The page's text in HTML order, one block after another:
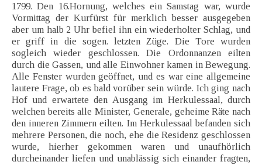
1799. Den 16.Hornung, welches ein Samstag war, wurde
Vormittag der Kurfürst für merklich besser ausgegeben
aber um halb 2 Uhr befiel ihn ein wiederholter Schlag, und
er griff in die sogen. letzten Züge. Die Tore wurden
sogleich wieder geschlossen. Die Ordonnanzen eilten
durch die Gassen, und alle Einwohner kamen in Bewegung.
Alle Fenster wurden geöffnet, und es war eine allgemeine
lautere Frage, ob es bald vorüber sein würde. Ich ging nach
Hof und erwartete den Ausgang im Herkulessaal, durch
welchen bereits alle Minister, Generale, geheime Räte nach
den inneren Zimmern eilten. Im Herkulessaal befanden sich
mehrere Personen, die noch, ehe die Residenz geschlossen
wurde, hierher gekommen waren und unaufhörlich
durcheinander liefen und unablässig sich einander fragten,